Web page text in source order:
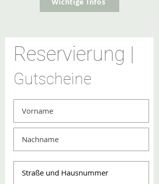
Reservierung |
Gutscheine